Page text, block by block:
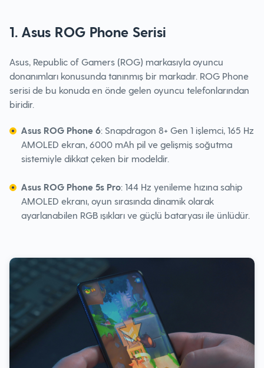
1. Asus ROG Phone Serisi
Asus, Republic of Gamers (ROG) markasıyla oyuncu
donanımları konusunda tanınmış bir markadır. ROG Phone
serisi de bu konuda en önde gelen oyuncu telefonlarından
biridir.
Asus ROG Phone 6: Snapdragon 8+ Gen 1 işlemci, 165 Hz
AMOLED ekran, 6000 mAh pil ve gelişmiş soğutma
sistemiyle dikkat çeken bir modeldir.
Asus ROG Phone 5s Pro: 144 Hz yenileme hızına sahip
AMOLED ekranı, oyun sırasında dinamik olarak
ayarlanabilen RGB ışıkları ve güçlü bataryası ile ünlüdür.